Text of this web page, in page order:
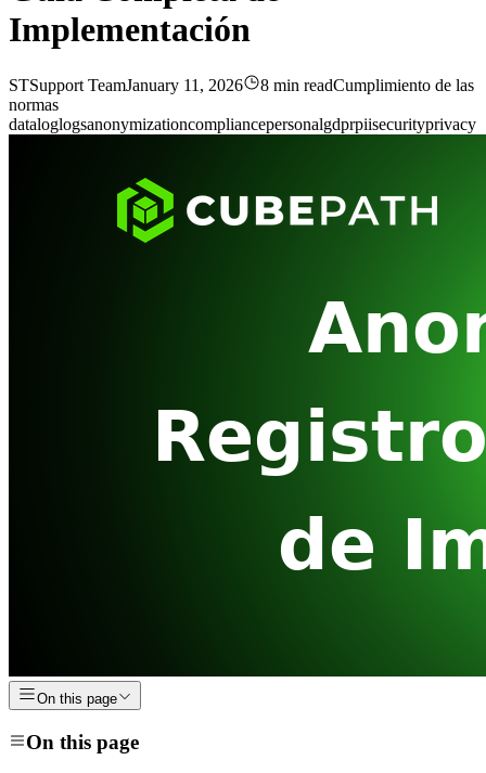
Implementación
STSupport TeamJanuary 11, 2026 8 min readCumplimiento de las
normas
dataloglogsanonymizationcompliancepersonalgdprpiisecurityprivacy
On this page
On this page